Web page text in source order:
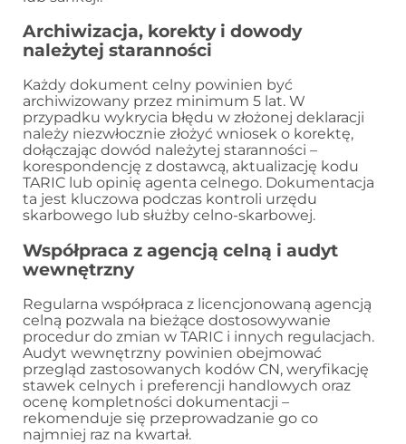
Archiwizacja, korekty i dowody
należytej staranności
Każdy dokument celny powinien być
archiwizowany przez minimum 5 lat. W
przypadku wykrycia błędu w złożonej deklaracji
należy niezwłocznie złożyć wniosek o korektę,
dołączając dowód należytej staranności –
korespondencję z dostawcą, aktualizację kodu
TARIC lub opinię agenta celnego. Dokumentacja
ta jest kluczowa podczas kontroli urzędu
skarbowego lub służby celno-skarbowej.
Współpraca z agencją celną i audyt
wewnętrzny
Regularna współpraca z licencjonowaną agencją
celną pozwala na bieżące dostosowywanie
procedur do zmian w TARIC i innych regulacjach.
Audyt wewnętrzny powinien obejmować
przegląd zastosowanych kodów CN, weryfikację
stawek celnych i preferencji handlowych oraz
ocenę kompletności dokumentacji –
rekomenduje się przeprowadzanie go co
najmniej raz na kwartał.